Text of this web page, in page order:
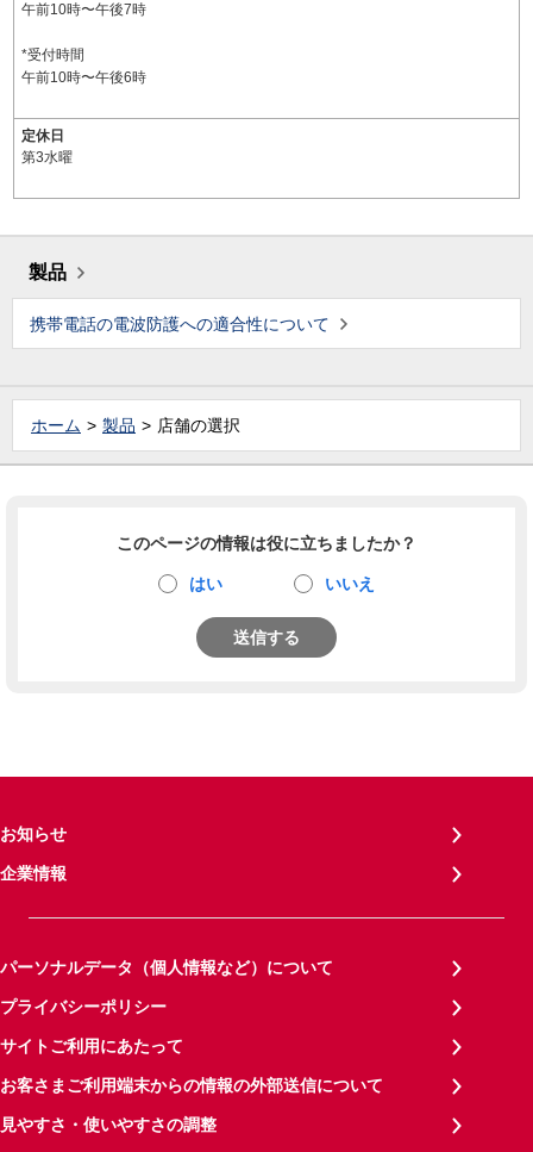
午前10時〜午後7時
*受付時間
午前10時〜午後6時
定休日
第3水曜
製品
携帯電話の電波防護への適合性について
ホーム 製品 店舗の選択
このページの情報は役に立ちましたか？
はい いいえ
送信する
お知らせ
企業情報
パーソナルデータ（個人情報など）について
プライバシーポリシー
サイトご利用にあたって
お客さまご利用端末からの情報の外部送信について
見やすさ・使いやすさの調整